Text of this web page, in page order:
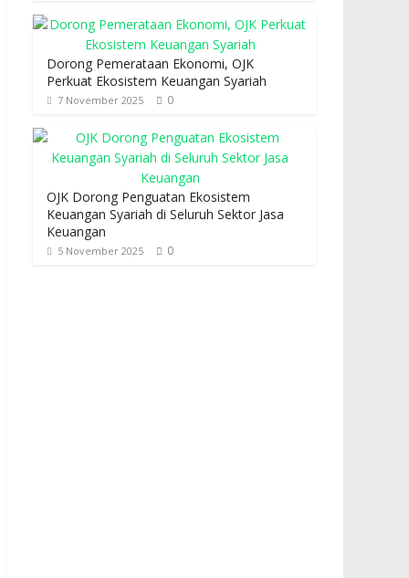
Dorong Pemerataan Ekonomi, OJK
Perkuat Ekosistem Keuangan Syariah
7 November 2025 0
OJK Dorong Penguatan Ekosistem
Keuangan Syariah di Seluruh Sektor Jasa
Keuangan
5 November 2025 0